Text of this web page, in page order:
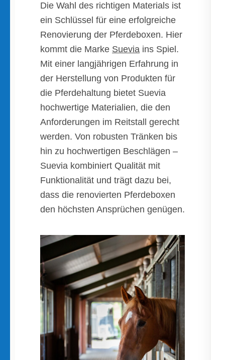
Die Wahl des richtigen Materials ist
ein Schlüssel für eine erfolgreiche
Renovierung der Pferdeboxen. Hier
kommt die Marke Suevia ins Spiel.
Mit einer langjährigen Erfahrung in
der Herstellung von Produkten für
die Pferdehaltung bietet Suevia
hochwertige Materialien, die den
Anforderungen im Reitstall gerecht
werden. Von robusten Tränken bis
hin zu hochwertigen Beschlägen –
Suevia kombiniert Qualität mit
Funktionalität und trägt dazu bei,
dass die renovierten Pferdeboxen
den höchsten Ansprüchen genügen.